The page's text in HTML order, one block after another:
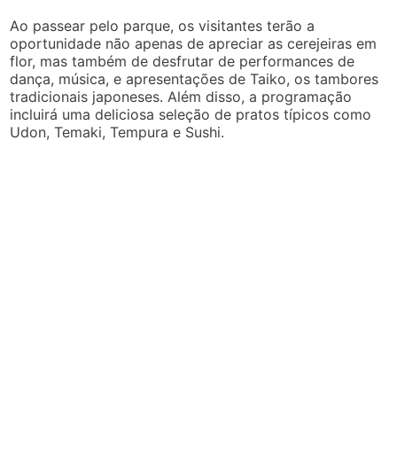
Ao passear pelo parque, os visitantes terão a
oportunidade não apenas de apreciar as cerejeiras em
flor, mas também de desfrutar de performances de
dança, música, e apresentações de Taiko, os tambores
tradicionais japoneses. Além disso, a programação
incluirá uma deliciosa seleção de pratos típicos como
Udon, Temaki, Tempura e Sushi.